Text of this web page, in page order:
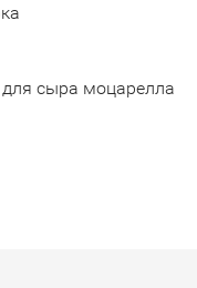
для сыра моцарелла